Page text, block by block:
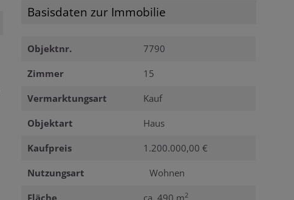
Basisdaten zur Immobilie
Objektnr. 7790
Zimmer 15
Vermarktungsart Kauf
Objektart Haus
Kaufpreis 1.200.000,00 €
Nutzungsart Wohnen
Fläche ca. 490 m2